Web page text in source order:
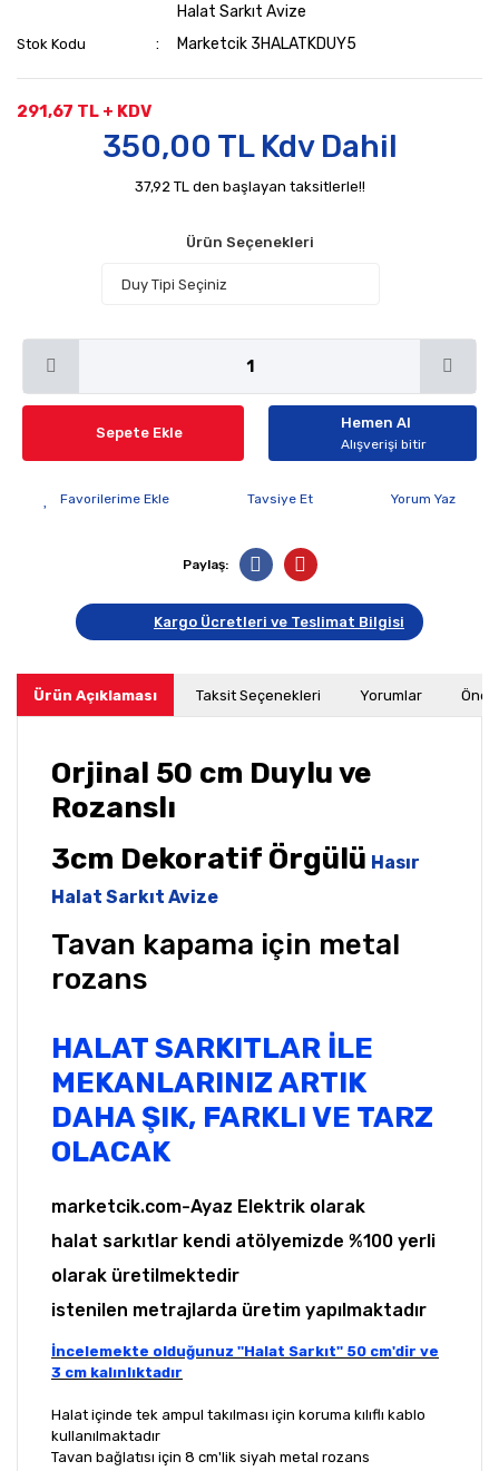
Halat Sarkıt Avize
Stok Kodu Marketcik 3HALATKDUY5
291,67 TL + KDV
350,00 TL Kdv Dahil
37,92 TL den başlayan taksitlerle!!
Ürün Seçenekleri
Sepete Ekle
Hemen Al
Alışverişi bitir
Tavsiye Et Yorum Yaz
Paylaş:
Kargo Ücretleri ve Teslimat Bilgisi
Ürün Açıklaması Taksit Seçenekleri Yorumlar
Orjinal 50 cm Duylu ve
Rozanslı
3cm Dekoratif Örgülü Hasır
Halat Sarkıt Avize
Tavan kapama için metal
rozans
HALAT SARKITLAR İLE
MEKANLARINIZ ARTIK
DAHA ŞIK, FARKLI VE TARZ
OLACAK
marketcik.com-Ayaz Elektrik olarak
halat sarkıtlar kendi atölyemizde %100 yerli
olarak üretilmektedir
istenilen metrajlarda üretim yapılmaktadır
İncelemekte olduğunuz ''Halat Sarkıt'' 50 cm'dir ve
3 cm kalınlıktadır
Halat içinde tek ampul takılması için koruma kılıflı kablo
kullanılmaktadır
Tavan bağlatısı için 8 cm'lik siyah metal rozans